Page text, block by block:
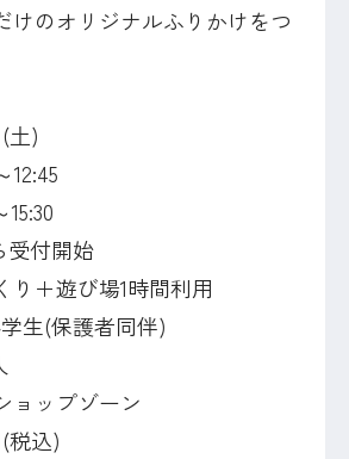
けのオリジナルふりかけをつ
土)
受付開始
＋遊び場1時間利用
生(保護者同伴)
ョップゾーン
税込)